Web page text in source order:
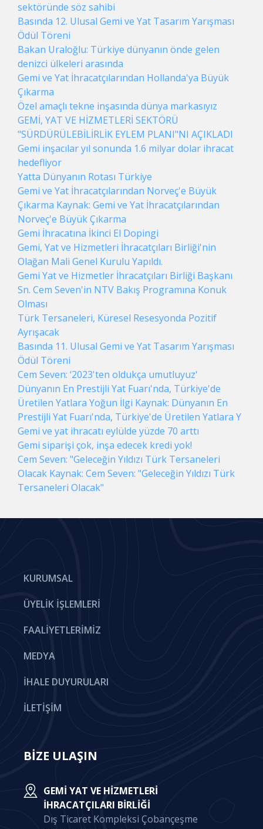
sektöründe söz sahibi
Basında 12. Ulusal Gemi ve Yat Tasarım Yarışması
Ödül Töreni
Bakan Uraloğlu: Türkiye dünyanın önde gelen
denizci ülkeleri arasında
Gemi ve Yat İhracatçılarından Hollanda'ya Büyük
Çıkarma
Özel amaçlı tekne inşasında dünya markasıyız
GEMİ, YAT VE HİZMETLERİ SEKTÖRÜ
"SÜRDÜRÜLEBİLİRLİK EYLEM PLANI"NI AÇIKLADI
Gemi inşacılar yıl sonunda 1.6 milyar dolar ihracat
hedefliyor
Yatta Dünyanın Rotası Türkiye
Gemi ve Yat İhracatçılarından Norveç'e Büyük
Çıkarma Kaynak: Gemi ve Yat İhracatçılarından
Norveç'e Büyük Çıkarma
Gemi İhracatına İkinci El Dopingi
Gemi, Yat ve Hizmetleri İhracatçıları Birliği'nin
Olağan Mali Genel Kurulu Yapıldı.
Gemi Yat ve Hizmetler İhracatçıları Birliği Başkanı
Sn. Cem Seven'in NTV Bakış Programına Konuk
Olması
Türk Tersaneleri, Küresel Resesyonda Pozitif
Ayrışacak
Basında 11. Ulusal Gemi ve Yat Tasarım Yarışması
Ödül Töreni
Cem Seven: ‘2023'ten oldukça umutluyuz'
Dünyanın En Prestijli Yat Fuarı'nda, Türkiye'de
Üretilen Yatlara Yoğun İlgi Kaynak: Dünyanın En
Prestijli Yat Fuarı'nda, Türkiye'de Üretilen Yatlara Y
Gemi ve yat ihracatı eylülde yüzde 70 arttı
Gemi siparişi çok, inşa edecek kredi yok!
Cem Seven: "Geleceğin Yıldızı Türk Tersaneleri
Olacak Kaynak: Cem Seven: "Geleceğin Yıldızı Türk
Tersaneleri Olacak"
KURUMSAL
ÜYELIK İŞLEMLERI
FAALIYETLERIMIZ
MEDYA
İHALE DUYURULARI
İLETIŞIM
BİZE ULAŞIN
GEMI YAT VE HIZMETLERI
İHRACATÇILARI BIRLIĞI
Dış Ticaret Kompleksi Çobançeşme